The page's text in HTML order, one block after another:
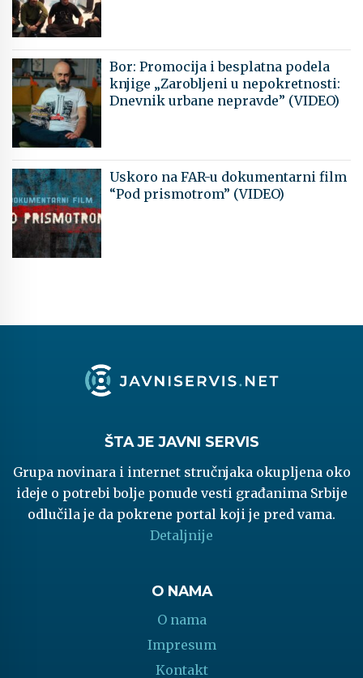
Bor: Promocija i besplatna podela
knjige „Zarobljeni u nepokretnosti:
Dnevnik urbane nepravde” (VIDEO)
Uskoro na FAR-u dokumentarni film
“Pod prismotrom” (VIDEO)
ŠTA JE JAVNI SERVIS
Grupa novinara i internet stručnjaka okupljena oko
ideje o potrebi bolje ponude vesti građanima Srbije
odlučila je da pokrene portal koji je pred vama.
Detaljnije
O NAMA
O nama
Impresum
Kontakt